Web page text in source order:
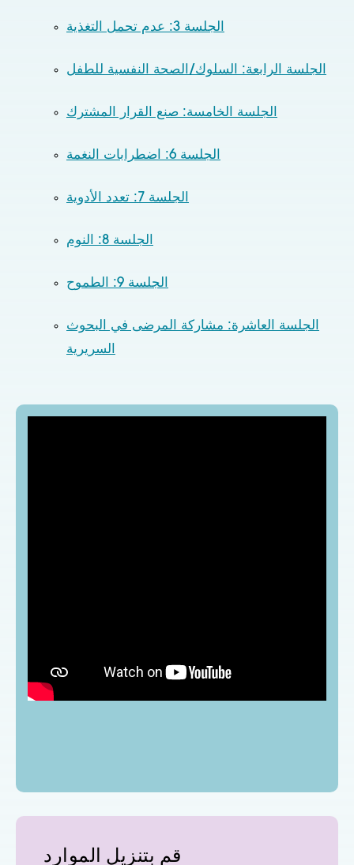
الجلسة 3: عدم تحمل التغذية
الجلسة الرابعة: السلوك/الصحة النفسية للطفل
الجلسة الخامسة: صنع القرار المشترك
الجلسة 6: اضطرابات النغمة
الجلسة 7: تعدد الأدوية
الجلسة 8: النوم
الجلسة 9: الطموح
الجلسة العاشرة: مشاركة المرضى في البحوث
السريرية
قم بتنزيل الموارد